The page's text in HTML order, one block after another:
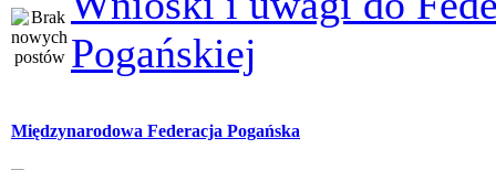
Pogańskiej
Międzynarodowa Federacja Pogańska